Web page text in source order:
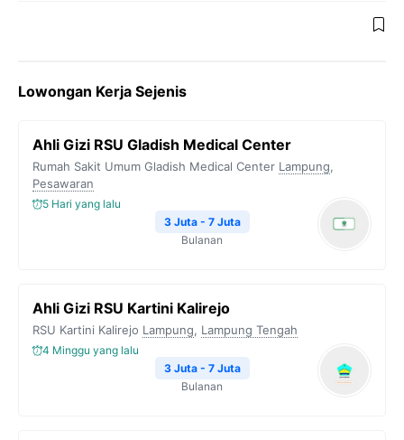
Lowongan Kerja Sejenis
Ahli Gizi RSU Gladish Medical Center
Rumah Sakit Umum Gladish Medical Center Lampung,
Pesawaran
5 Hari yang lalu
3 Juta - 7 Juta
Bulanan
Ahli Gizi RSU Kartini Kalirejo
RSU Kartini Kalirejo Lampung, Lampung Tengah
4 Minggu yang lalu
3 Juta - 7 Juta
Bulanan